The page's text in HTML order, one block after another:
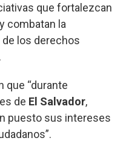
que fortalezcan
combatan la
los derechos
que “durante
de El Salvador,
puesto sus intereses